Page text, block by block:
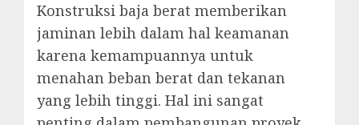
Konstruksi baja berat memberikan
jaminan lebih dalam hal keamanan
karena kemampuannya untuk
menahan beban berat dan tekanan
yang lebih tinggi. Hal ini sangat